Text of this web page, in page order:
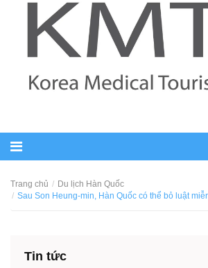
Trang chủ
Du lịch Hàn Quốc
Sau Son Heung-min, Hàn Quốc có thể bỏ luật
Tin tức